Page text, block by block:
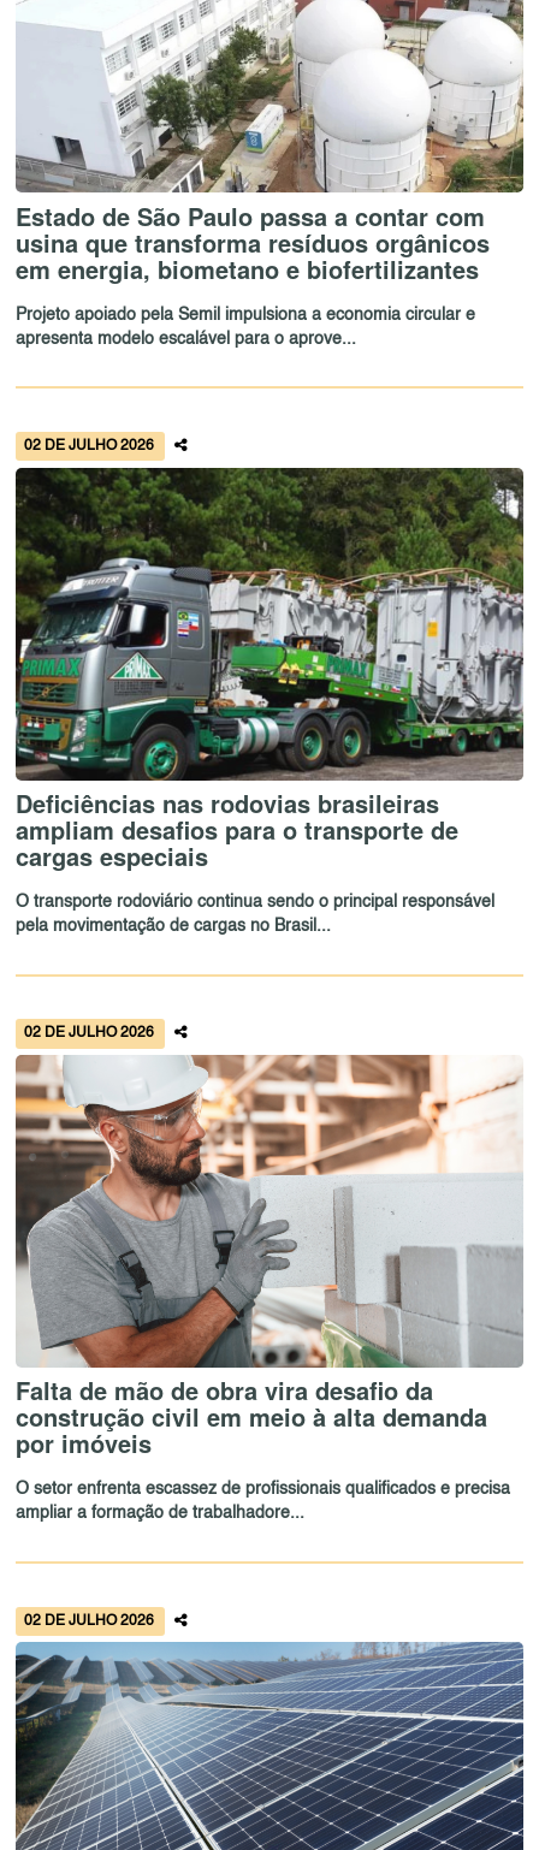
Estado de São Paulo passa a contar com
usina que transforma resíduos orgânicos
em energia, biometano e biofertilizantes
Projeto apoiado pela Semil impulsiona a economia circular e
apresenta modelo escalável para o aprove...
02 DE JULHO 2026
Deficiências nas rodovias brasileiras
ampliam desafios para o transporte de
cargas especiais
O transporte rodoviário continua sendo o principal responsável
pela movimentação de cargas no Brasil...
02 DE JULHO 2026
Falta de mão de obra vira desafio da
construção civil em meio à alta demanda
por imóveis
O setor enfrenta escassez de profissionais qualificados e precisa
ampliar a formação de trabalhadore...
02 DE JULHO 2026